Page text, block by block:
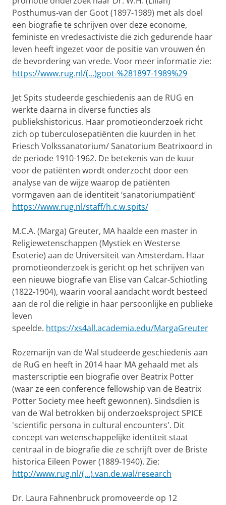
Posthumus-van der Goot (1897-1989) met als doel
een biografie te schrijven over deze econome,
feministe en vredesactiviste die zich gedurende haar
leven heeft ingezet voor de positie van vrouwen én
de bevordering van vrede. Voor meer informatie zie:
https://www.rug.nl/(...)goot-%281897-1989%29
Jet Spits studeerde geschiedenis aan de RUG en
werkte daarna in diverse functies als
publiekshistoricus. Haar promotieonderzoek richt
zich op tuberculosepatiënten die kuurden in het
Friesch Volkssanatorium/ Sanatorium Beatrixoord in
de periode 1910-1962. De betekenis van de kuur
voor de patiënten wordt onderzocht door een
analyse van de wijze waarop de patiënten
vormgaven aan de identiteit ‘sanatoriumpatiënt’
https://www.rug.nl/staff/h.c.w.spits/
M.C.A. (Marga) Greuter, MA haalde een master in
Religiewetenschappen (Mystiek en Westerse
Esoterie) aan de Universiteit van Amsterdam. Haar
promotieonderzoek is gericht op het schrijven van
een nieuwe biografie van Elise van Calcar-Schiotling
(1822-1904), waarin vooral aandacht wordt besteed
aan de rol die religie in haar persoonlijke en publieke
leven
speelde. https://xs4all.academia.edu/MargaGreuter
Rozemarijn van de Wal studeerde geschiedenis aan
de RuG en heeft in 2014 haar MA gehaald met als
masterscriptie een biografie over Beatrix Potter
(waar ze een conference fellowship van de Beatrix
Potter Society mee heeft gewonnen). Sindsdien is
van de Wal betrokken bij onderzoeksproject SPICE
'scientific persona in cultural encounters'. Dit
concept van wetenschappelijke identiteit staat
centraal in de biografie die ze schrijft over de Briste
historica Eileen Power (1889-1940). Zie:
http://www.rug.nl/(...).van.de.wal/research
Dr. Laura Fahnenbruck promoveerde op 12